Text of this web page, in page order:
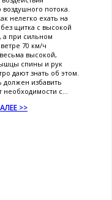
воздушного потока.
нелегко ехать на
щитка с высокой
а при сильном
70 км/ч
высокой,
спины и рук
дают знать об этом.
должен избавить
необходимости с...
>>